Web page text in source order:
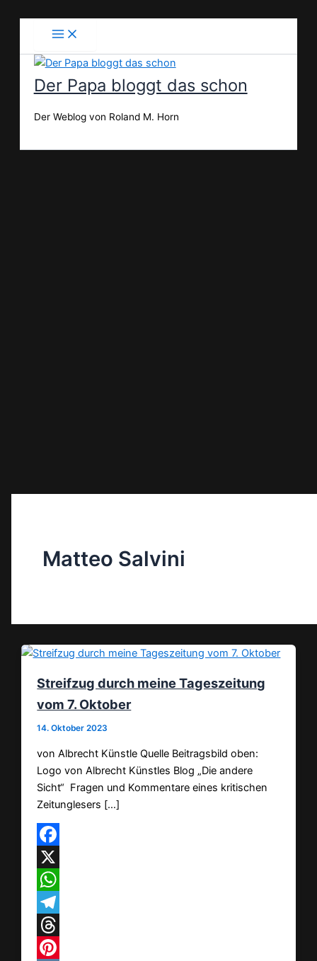
Der Papa bloggt das schon
Der Weblog von Roland M. Horn
Matteo Salvini
Streifzug durch meine Tageszeitung
vom 7. Oktober
14. Oktober 2023
von Albrecht Künstle Quelle Beitragsbild oben:
Logo von Albrecht Künstles Blog „Die andere
Sicht“ Fragen und Kommentare eines kritischen
Zeitunglesers […]
Facebook
X
WhatsApp
Telegram
Threads